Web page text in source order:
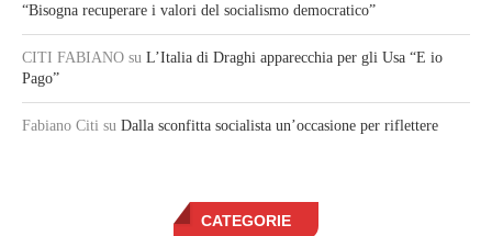
“Bisogna recuperare i valori del socialismo democratico”
CITI FABIANO su L’Italia di Draghi apparecchia per gli Usa “E io
Pago”
Fabiano Citi su Dalla sconfitta socialista un’occasione per riflettere
CATEGORIE